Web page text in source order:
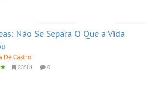
Não Se Separa O Que a Vida
De Castro
23581 0